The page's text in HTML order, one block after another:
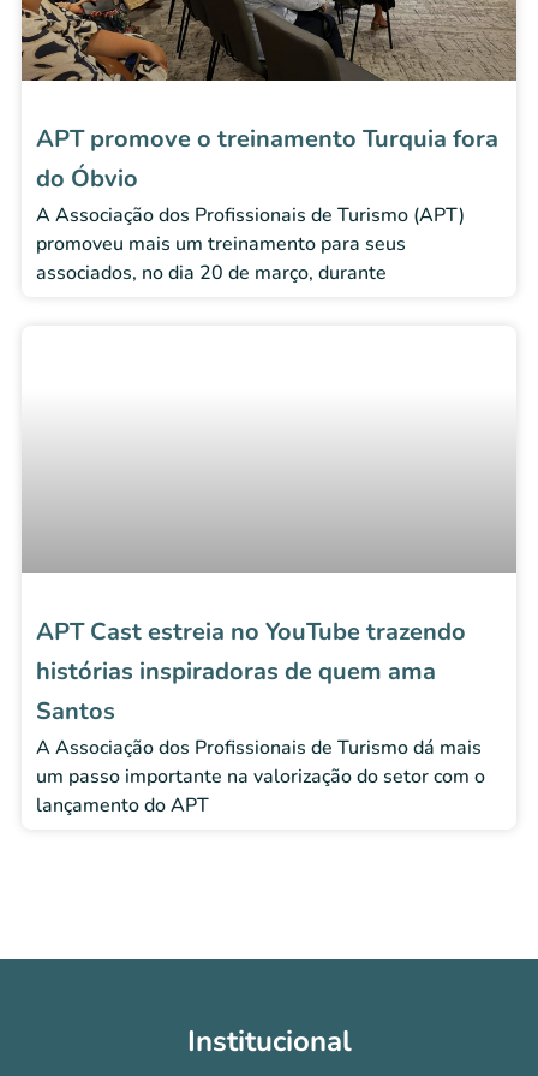
APT promove o treinamento Turquia fora
do Óbvio
A Associação dos Profissionais de Turismo (APT)
promoveu mais um treinamento para seus
associados, no dia 20 de março, durante
APT Cast estreia no YouTube trazendo
histórias inspiradoras de quem ama
Santos
A Associação dos Profissionais de Turismo dá mais
um passo importante na valorização do setor com o
lançamento do APT
Institucional